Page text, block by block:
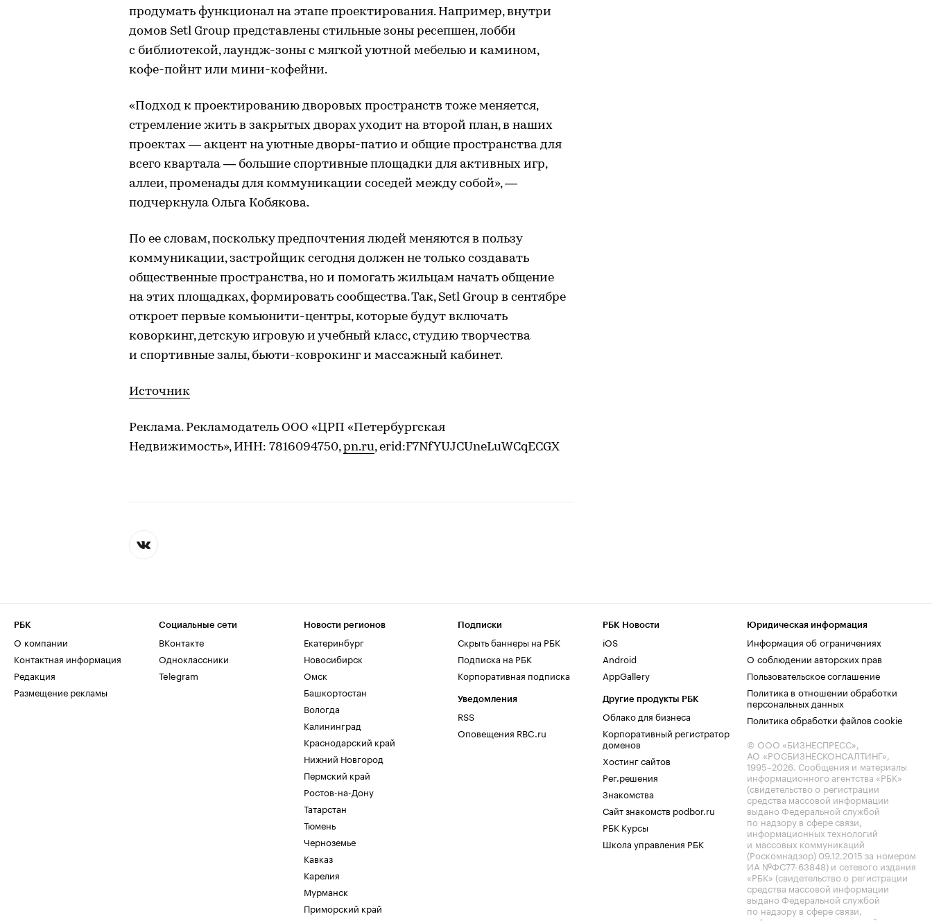
продумать функционал на этапе проектирования. Например, внутри
домов Setl Group представлены стильные зоны ресепшен, лобби
с библиотекой, лаундж-зоны с мягкой уютной мебелью и камином,
кофе-пойнт или мини-кофейни.
«Подход к проектированию дворовых пространств тоже меняется,
стремление жить в закрытых дворах уходит на второй план, в наших
проектах — акцент на уютные дворы-патио и общие пространства для
всего квартала — большие спортивные площадки для активных игр,
аллеи, променады для коммуникации соседей между собой», —
подчеркнула Ольга Кобякова.
По ее словам, поскольку предпочтения людей меняются в пользу
коммуникации, застройщик сегодня должен не только создавать
общественные пространства, но и помогать жильцам начать общение
на этих площадках, формировать сообщества. Так, Setl Group в сентябре
откроет первые комьюнити-центры, которые будут включать
коворкинг, детскую игровую и учебный класс, студию творчества
и спортивные залы, бьюти-коврокинг и массажный кабинет.
Источник
Реклама. Рекламодатель ООО «ЦРП «Петербургская
Недвижимость», ИНН: 7816094750,pn.ru, erid:F7NfYUJCUneLuWCqECGX
РБК
О компании
Контактная информация
Редакция
Размещение рекламы
Социальные сети
ВКонтакте
Одноклассники
Telegram
Новости регионов
Екатеринбург
Новосибирск
Омск
Башкортостан
Вологда
Калининград
Краснодарский край
Нижний Новгород
Пермский край
Ростов-на-Дону
Татарстан
Тюмень
Черноземье
Кавказ
Карелия
Мурманск
Приморский край
Подписки
Скрыть баннеры на РБК
Подписка на РБК
Корпоративная подписка
Уведомления
RSS
Оповещения RBC.ru
РБК Новости
iOS
Android
AppGallery
Другие продукты РБК
Облако для бизнеса
Корпоративный регистратор
доменов
Хостинг сайтов
Рег.решения
Знакомства
Сайт знакомств podbor.ru
РБК Курсы
Школа управления РБК
Юридическая информация
Информация об ограничениях
О соблюдении авторских прав
Пользовательское соглашение
Политика в отношении обработки
персональных данных
Политика обработки файлов cookie
© ООО «БИЗНЕСПРЕСС»,
АО «РОСБИЗНЕСКОНСАЛТИНГ»,
1995–2026. Сообщения и материалы
информационного агентства «РБК»
(свидетельство о регистрации
средства массовой информации
выдано Федеральной службой
по надзору в сфере связи,
информационных технологий
и массовых коммуникаций
(Роскомнадзор) 09.12.2015 за номером
ИА №ФС77-63848) и сетевого издания
«РБК» (свидетельство о регистрации
средства массовой информации
выдано Федеральной службой
по надзору в сфере связи,